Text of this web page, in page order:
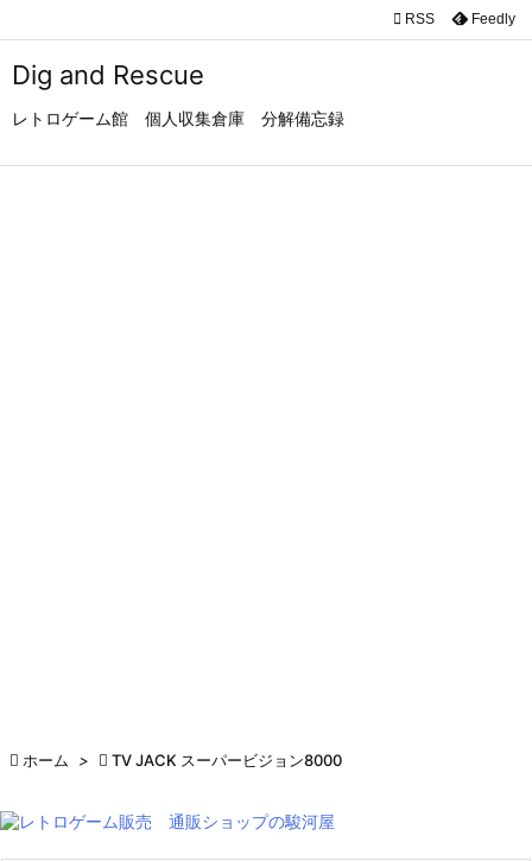
Dig and Rescue
レトロゲーム館 個人収集倉庫 分解備忘録


 RSS Feedly
 ホーム >  TV JACK スーパービジョン8000